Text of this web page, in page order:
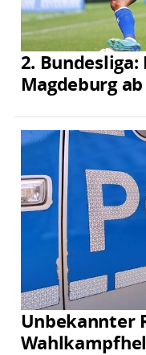
2.
Magdeburg ab
Unbekannter